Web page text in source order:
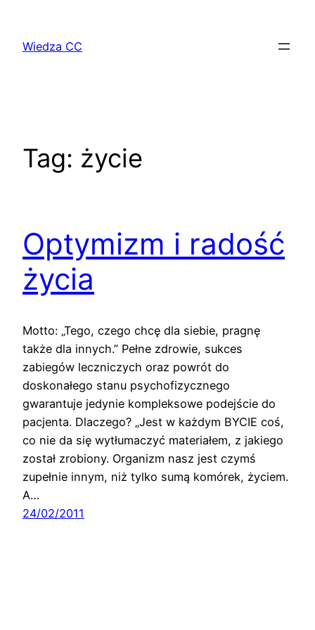
treściWiedza CC
Tag: życie
Optymizm i radość
życia
Motto: „Tego, czego chcę dla siebie, pragnę
także dla innych.” Pełne zdrowie, sukces
zabiegów leczniczych oraz powrót do
doskonałego stanu psychofizycznego
gwarantuje jedynie kompleksowe podejście do
pacjenta. Dlaczego? „Jest w każdym BYCIE coś,
co nie da się wytłumaczyć materiałem, z jakiego
został zrobiony. Organizm nasz jest czymś
zupełnie innym, niż tylko sumą komórek, życiem.
A…
24/02/2011